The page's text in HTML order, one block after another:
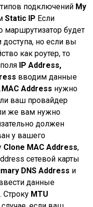
подключений My
Static IP Если
маршрутизатор будет
доступа, но если вы
как роутер, то
IP Address,
вводим данные
MAC Address нужно
ваш провайдер
же вам нужно
должен
у вашего
Clone MAC Address,
сетевой карты
DNS Address и
данные
Строку MTU